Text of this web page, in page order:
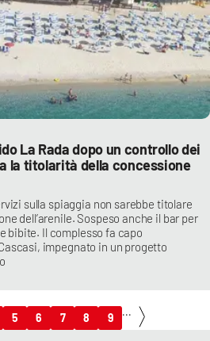
La Rada dopo un controllo dei
la titolarità della concessione
sulla spiaggia non sarebbe titolare
dell’arenile. Sospeso anche il bar per
bibite. Il complesso fa capo
impegnato in un progetto
5 6 7 8 9 ...